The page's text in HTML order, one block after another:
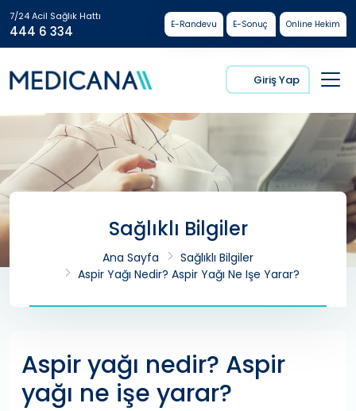
7/24 Acil Sağlık Hattı
444 6 334 E-Randevu E-Sonuç Online Hekim
Giriş Yap
Sağlıklı Bilgiler
Ana Sayfa
Sağlıklı Bilgiler
Aspir Yağı Nedir? Aspir Yağı Ne Işe Yarar?
Aspir yağı nedir? Aspir
yağı ne işe yarar?